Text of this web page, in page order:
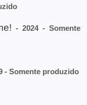
- 2024 - Somente
- Somente produzido